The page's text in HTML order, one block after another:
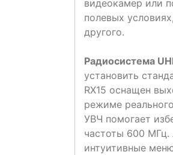
видеокамер или
полевых
другого.
Радиосистема
установить
RX15 оснащен
режиме
УВЧ помогает
частоты 600 МГц.
интуитивные